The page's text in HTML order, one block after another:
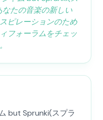
なたの音楽の新しい
ピレーションのため
フォーラムをチェッ
but Sprunki(スプラ